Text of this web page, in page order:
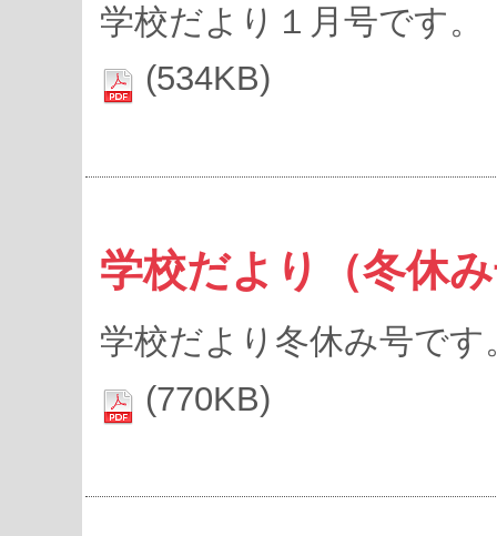
学校だより１月号です。
(534KB)
学校だより（冬休
学校だより冬休み号です
(770KB)